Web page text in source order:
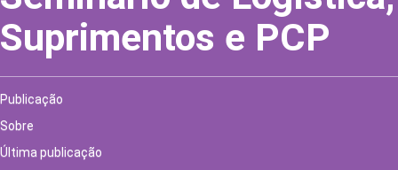
Suprimentos e PCP
Publicação
Sobre
Última publicação